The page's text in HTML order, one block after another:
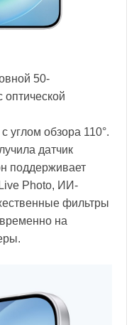
50-
оптической
углом обзора 110°.
датчик
поддерживает
Photo, ИИ-
фильтры
на